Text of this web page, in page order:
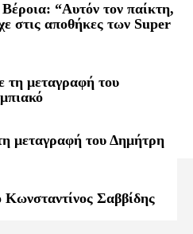
“Αυτόν τον παίκτη,
στις αποθήκες των Super
μεταγραφή του
του Δημήτρη
Σαββίδης